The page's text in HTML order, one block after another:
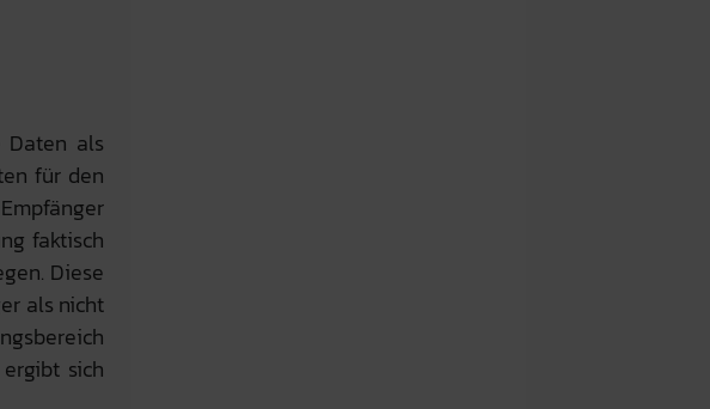
Daten als
für den
faktisch
Diese
als nicht
sich